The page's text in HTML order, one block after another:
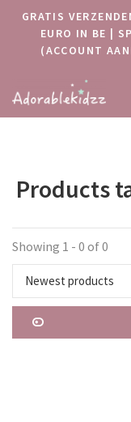
GRATIS
EURO IN BE |
(ACCOUNT
Products
Showing 1 - 0 of 0
Newest products